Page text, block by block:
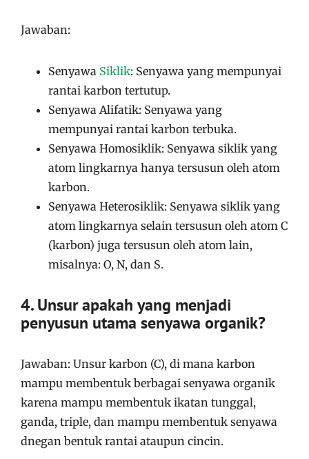
Jawaban:
Senyawa Siklik: Senyawa yang mempunyai
rantai karbon tertutup.
Senyawa Alifatik: Senyawa yang
mempunyai rantai karbon terbuka.
Senyawa Homosiklik: Senyawa siklik yang
atom lingkarnya hanya tersusun oleh atom
karbon.
Senyawa Heterosiklik: Senyawa siklik yang
atom lingkarnya selain tersusun oleh atom C
(karbon) juga tersusun oleh atom lain,
misalnya: O, N, dan S.
4. Unsur apakah yang menjadi
penyusun utama senyawa organik?
Jawaban: Unsur karbon (C), di mana karbon
mampu membentuk berbagai senyawa organik
karena mampu membentuk ikatan tunggal,
ganda, triple, dan mampu membentuk senyawa
dnegan bentuk rantai ataupun cincin.